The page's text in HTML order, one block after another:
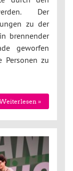
Der
zu der
brennender
geworfen
Personen zu
»